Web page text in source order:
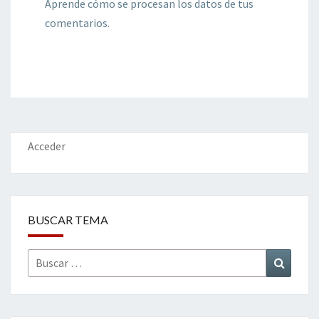
Aprende cómo se procesan los datos de tus
comentarios.
Acceder
BUSCAR TEMA
Buscar
por: